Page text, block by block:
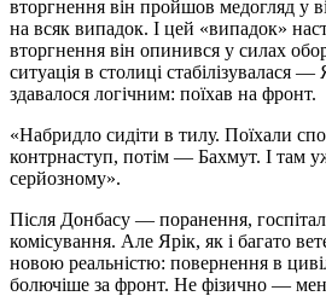
вторгнення він пройшов медогляд у
на всяк випадок. І цей «випадок»
вторгнення він опинився у силах
ситуація в столиці стабілізувалася
здавалося логічним: поїхав на фронт.
«Набридло сидіти в тилу. Поїхали
контрнаступ, потім — Бахмут. І там
серйозному».
Після Донбасу — поранення,
комісування. Але Ярік, як і багато
новою реальністю: повернення в
болючіше за фронт. Не фізично —